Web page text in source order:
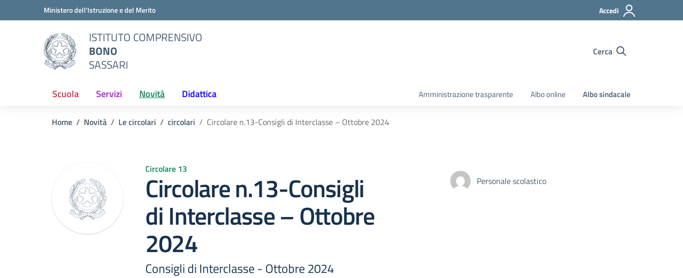
Vai ai contenuti
Vai al menu di navigazioneMinistero dell'Istruzione e del Merito Accedi
ISTITUTO COMPRENSIVO
BONO
SASSARI
Cerca
Scuola Servizi Novità Didattica Amministrazione trasparente Albo online Albo sindacale
Home Novità Le circolari circolari Circolare n.13-Consigli di Interclasse – Ottobre 2024
Circolare 13
Circolare n.13-Consigli
di Interclasse – Ottobre
2024
Consigli di Interclasse - Ottobre 2024
Personale scolastico